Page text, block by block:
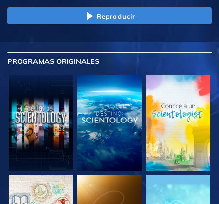
Reproducir
PROGRAMAS ORIGINALES